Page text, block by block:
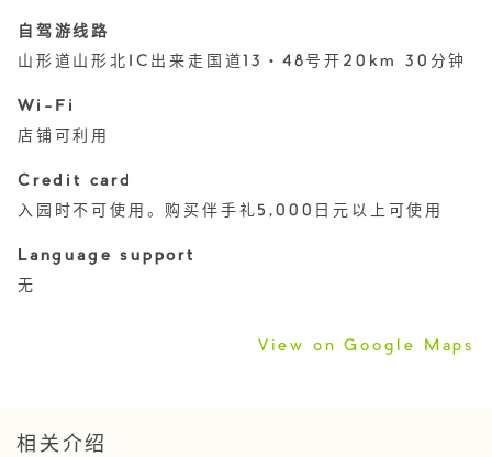
自驾游线路
山形道山形北IC出来走国道13・48号开20km 30分钟
Wi-Fi
店铺可利用
Credit card
入园时不可使用。购买伴手礼5,000日元以上可使用
Language support
无
View on Google Maps
相关介绍